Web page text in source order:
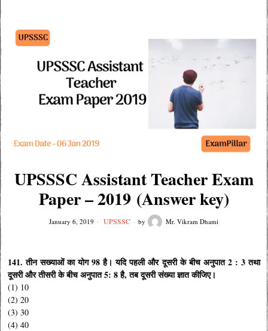
UPSSSC Assistant Teacher Exam
Paper – 2019 (Answer key)
January 6, 2019 UPSSSC by Mr. Vikram Dhami
141. तीन सख्याओं का योग 98 है। यदि पहली और दूसरी के बीच अनुपात 2 : 3 तथा
दूसरी और तीसरी के बीच अनुपात 5: 8 है, तब दूसरी संख्या ज्ञात कीजिए।
(1) 10
(2) 20
(3) 30
(4) 40